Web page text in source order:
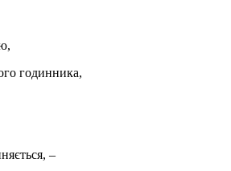
годинника,
–